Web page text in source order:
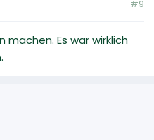
#9
Es war wirklich